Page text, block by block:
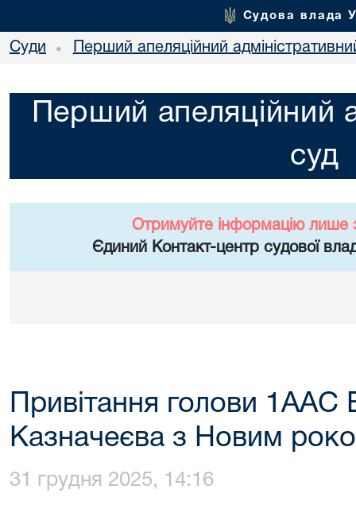
Судова влада
Суди • Перший апеляційний
Перший апеляційний
суд
Отримуйте інформацію лише
Єдиний Контакт-центр судової
Привітання голови 1ААС
Казначеєва з Новим
31 грудня 2025, 14:16